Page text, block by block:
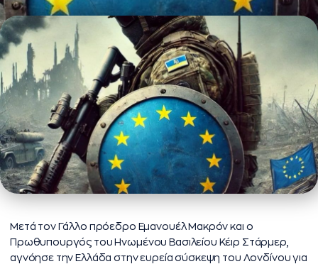
Μετά τον Γάλλο πρόεδρο Εμανουέλ Μακρόν και ο
Πρωθυπουργός του Ηνωμένου Βασιλείου Κέιρ Στάρμερ,
αγνόησε την Ελλάδα στην ευρεία σύσκεψη του Λονδίνου για